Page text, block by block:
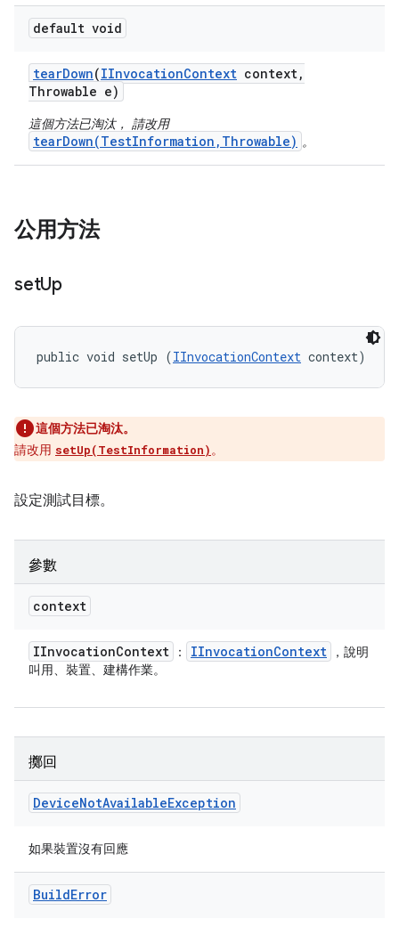
default void
tearDown(IInvocationContext context,
Throwable e)
這個方法已淘汰， 請改用
tearDown(TestInformation,Throwable) 。
公用方法
setUp
public void setUp (IInvocationContext context)
這個方法已淘汰。
請改用 setUp(TestInformation)。
設定測試目標。
參數
context
IInvocationContext ： IInvocationContext
，說明
叫用、裝置、建構作業。
擲回
DeviceNotAvailableException
如果裝置沒有回應
BuildError